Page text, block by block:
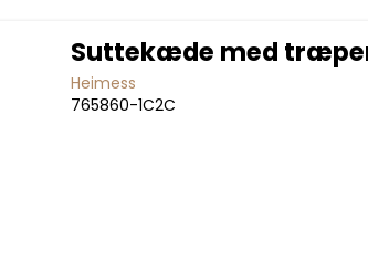
Suttekæde med
Heimess
765860-1C2C